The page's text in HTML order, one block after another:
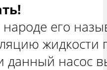
«ПРИОРА
его
жидкости
данный насос